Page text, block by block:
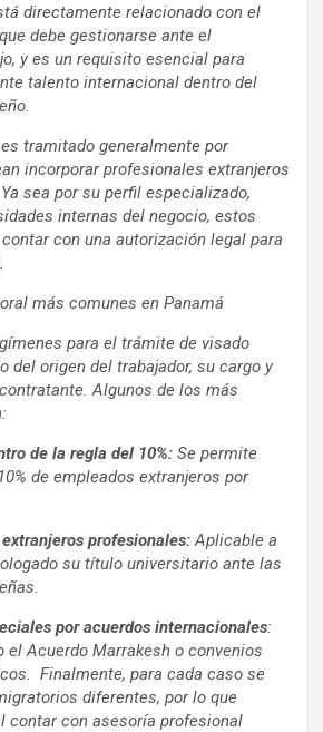
directamente relacionado con el
debe gestionarse ante el
y es un requisito esencial para
talento internacional dentro del
tramitado generalmente por
incorporar profesionales extranjeros
sea por su perfil especializado,
internas del negocio, estos
con una autorización legal para
más comunes en Panamá
para el trámite de visado
del origen del trabajador, su cargo y
Algunos de los más
de la regla del 10%: Se permite
de empleados extranjeros por
profesionales:Aplicable a
su título universitario ante las
por acuerdos internacionales:
el Acuerdo Marrakesh o convenios
Finalmente, para cada caso se
diferentes, por lo que
contar con asesoría profesional